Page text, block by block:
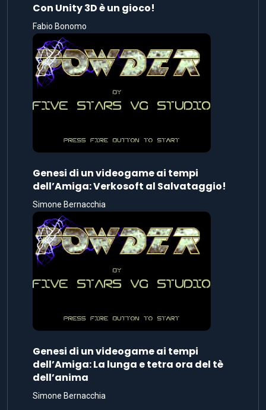
Con Unity 3D è un gioco!
Fabio Bonomo
Genesi di un videogame ai tempi
dell’Amiga: Verkosoft al Salvataggio!
Simone Bernacchia
Genesi di un videogame ai tempi
dell’Amiga: La lunga e tetra ora del tè
dell’anima
Simone Bernacchia